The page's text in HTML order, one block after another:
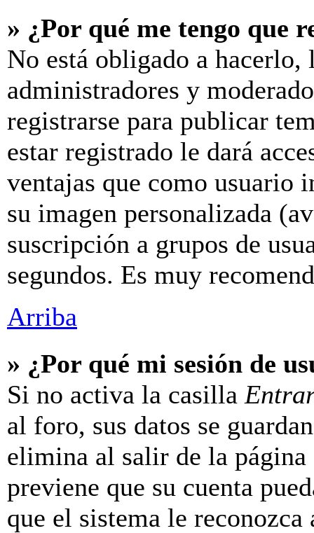
» ¿Por qué me tengo que
No está obligado a
administradores y
registrarse para publicar
estar registrado le dará
ventajas que como usuario
su imagen personalizada
suscripción a grupos de
segundos. Es muy
Arriba
» ¿Por qué mi sesión de
Si no activa la casilla
al foro, sus datos se
elimina al salir de la
previene que su cuenta
que el sistema le